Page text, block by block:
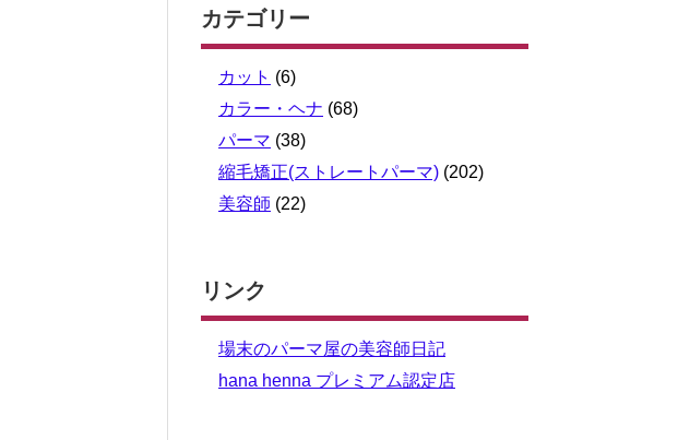
カテゴリー
カット (6)
カラー・ヘナ (68)
パーマ (38)
縮毛矯正(ストレートパーマ) (202)
美容師 (22)
リンク
場末のパーマ屋の美容師日記
hana henna プレミアム認定店